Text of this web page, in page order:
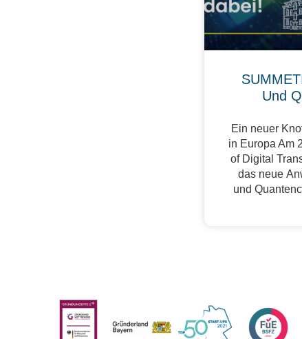
Und
Ein neuer
in Europa Am
of Digital
das neue
und